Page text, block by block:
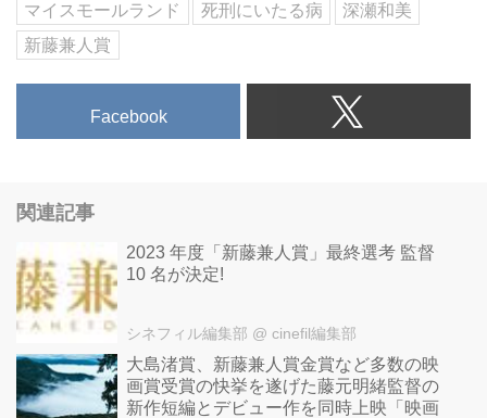
マイスモールランド
死刑にいたる病
深瀬和美
新藤兼人賞
Facebook
関連記事
2023 年度「新藤兼人賞」最終選考 監督
10 名が決定!​
シネフィル編集部 @ cinefil編集部
大島渚賞、新藤兼人賞金賞など多数の映
画賞受賞の快挙を遂げた藤元明緒監督の
新作短編とデビュー作を同時上映「映画